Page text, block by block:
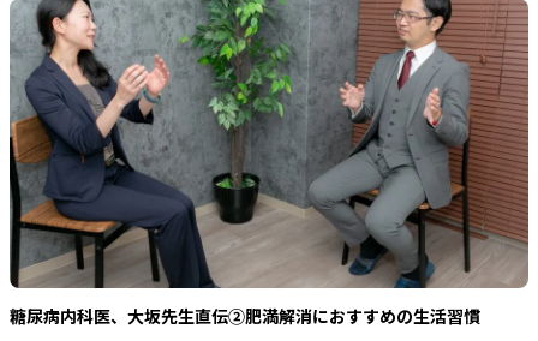
糖尿病内科医、大坂先生直伝②肥満解消におすすめの生活習慣